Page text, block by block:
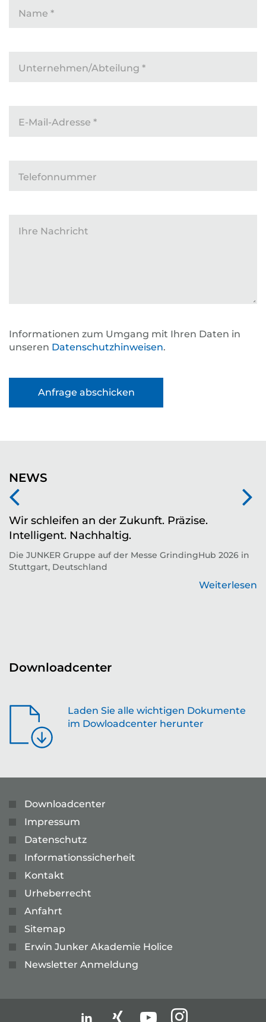
Name *
Unternehmen/Abteilung *
E-Mail-Adresse *
Telefonnummer
Ihre Nachricht
Informationen zum Umgang mit Ihren Daten in
unseren Datenschutzhinweisen.
NEWS
Wir schleifen an der Zukunft. Präzise.
Intelligent. Nachhaltig.
Die JUNKER Gruppe auf der Messe GrindingHub 2026 in
Stuttgart, Deutschland
Weiterlesen
Downloadcenter
Laden Sie alle wichtigen Dokumente
im Dowloadcenter herunter
Downloadcenter
Impressum
Datenschutz
Informationssicherheit
Kontakt
Urheberrecht
Anfahrt
Sitemap
Erwin Junker Akademie Holice
Newsletter Anmeldung